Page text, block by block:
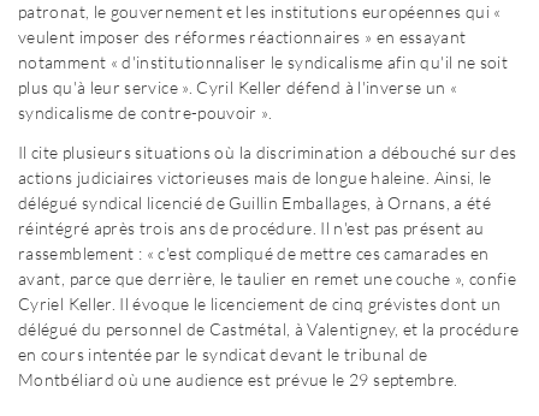
patronat, le gouvernement et les institutions européennes qui «
veulent imposer des réformes réactionnaires » en essayant
notamment « d'institutionnaliser le syndicalisme afin qu'il ne soit
plus qu'à leur service ». Cyril Keller défend à l'inverse un «
syndicalisme de contre-pouvoir ».
Il cite plusieurs situations où la discrimination a débouché sur des
actions judiciaires victorieuses mais de longue haleine. Ainsi, le
délégué syndical licencié de Guillin Emballages, à Ornans, a été
réintégré après trois ans de procédure. Il n'est pas présent au
rassemblement : « c'est compliqué de mettre ces camarades en
avant, parce que derrière, le taulier en remet une couche », confie
Cyriel Keller. Il évoque le licenciement de cinq grévistes dont un
délégué du personnel de Castmétal, à Valentigney, et la procédure
en cours intentée par le syndicat devant le tribunal de
Montbéliard où une audience est prévue le 29 septembre.